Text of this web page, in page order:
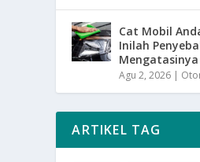
Cat Mobil
Inilah
Mengatasinya
Agu 2, 2026 |
ARTIKEL TAG